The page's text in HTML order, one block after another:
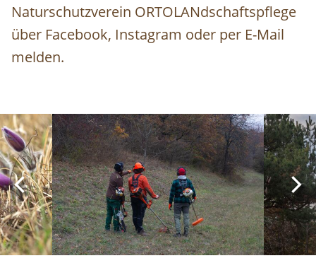
Naturschutzverein ORTOLANdschaftspflege
über Facebook, Instagram oder per E-Mail
melden.
Image Image